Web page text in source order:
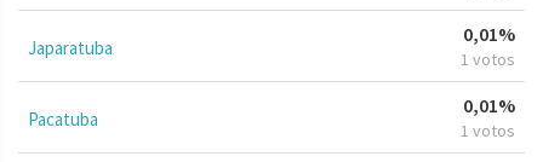
Japaratuba
0,01%
1 votos
Pacatuba
0,01%
1 votos